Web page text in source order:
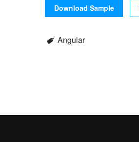
Download Sample
Angular